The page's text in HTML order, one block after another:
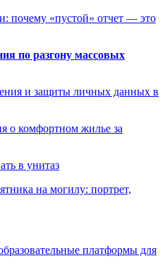
почему «пустой» отчет — это
по разгону массовых
и защиты личных данных в
о комфортном жилье за
в унитаз
на могилу: портрет,
платформы для